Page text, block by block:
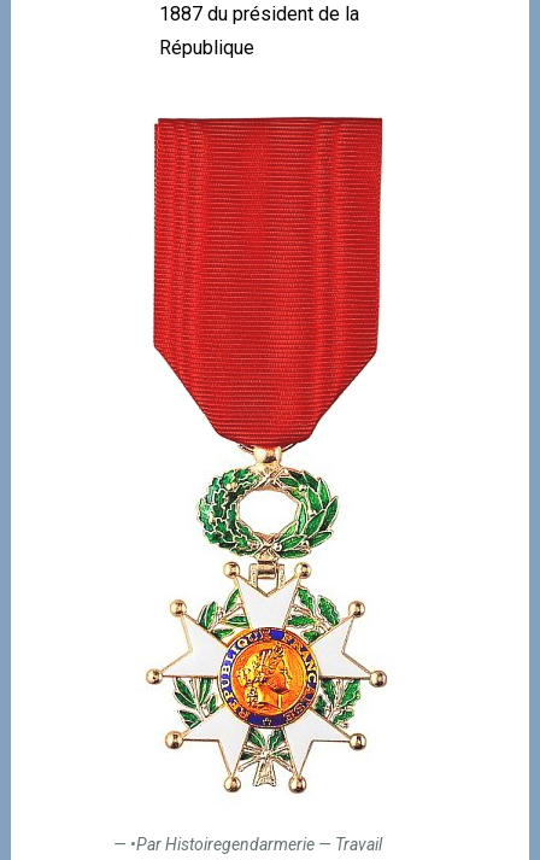
1887 du président de la
République
•Par Histoiregendarmerie — Travail